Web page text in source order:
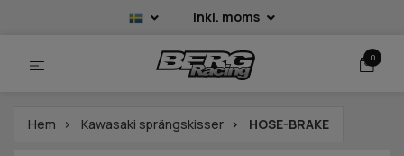
Inkl. moms
0
Hem Kawasaki sprängskisser HOSE-BRAKE